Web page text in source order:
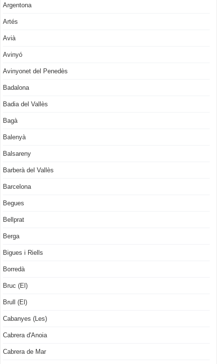
Argentona
Artés
Avià
Avinyó
Avinyonet del Penedès
Badalona
Badia del Vallès
Bagà
Balenyà
Balsareny
Barberà del Vallès
Barcelona
Begues
Bellprat
Berga
Bigues i Riells
Borredà
Bruc (El)
Brull (El)
Cabanyes (Les)
Cabrera d'Anoia
Cabrera de Mar